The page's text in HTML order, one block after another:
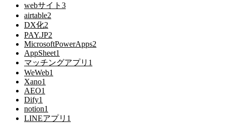
webサイト 3
airtable2
DX化2
PAY.JP2
MicrosoftPowerApps2
AppSheet1
マッチングアプリ 1
WeWeb1
Xano1
AEO1
Dify1
notion1
LINEアプリ 1